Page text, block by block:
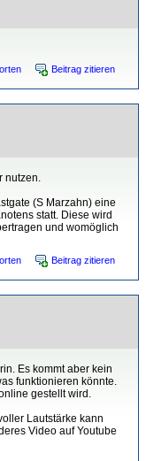
Beitrag zitieren
nutzen.
(S Marzahn) eine
statt. Diese wird
und womöglich
Beitrag zitieren
Es kommt aber kein
funktionieren könnte.
gestellt wird.
Lautstärke kann
Video auf Youtube